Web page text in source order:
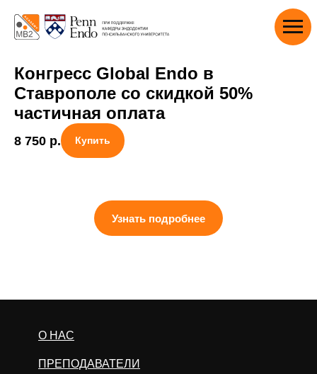
Конгресс Global Endo в
Ставрополе со скидкой 50%
частичная оплата
8 750 р. Купить
Узнать подробнее
О НАС
ПРЕПОДАВАТЕЛИ